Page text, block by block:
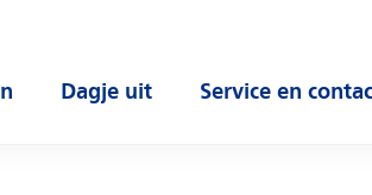
Dagje uit
Service en